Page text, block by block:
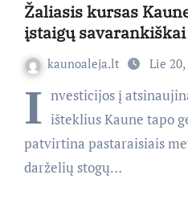
Žaliasis kursas
įstaigų
kaunoaleja.lt Lie 20,
I nvesticijos į
išteklius Kaune tapo
patvirtina pastaraisiais
darželių stogų…